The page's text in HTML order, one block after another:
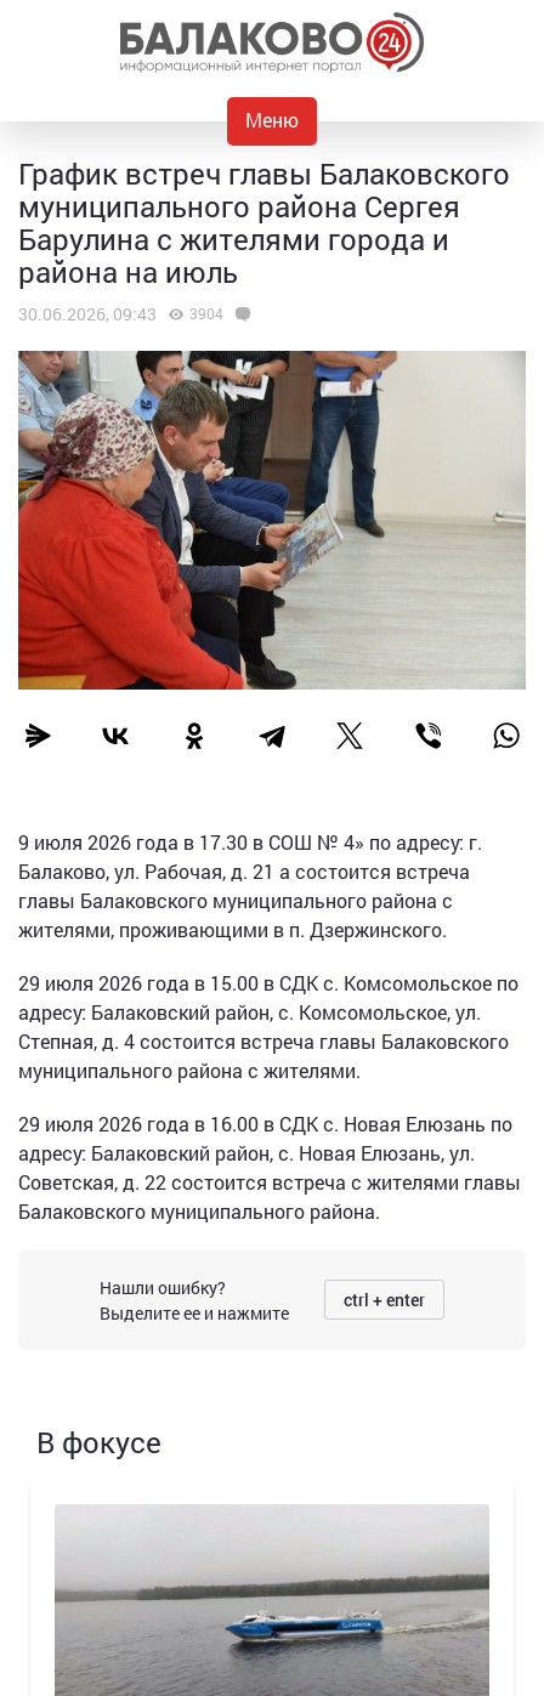
Меню
График встреч главы Балаковского
муниципального района Сергея
Барулина с жителями города и
района на июль
30.06.2026, 09:43 3904
9 июля 2026 года в 17.30 в СОШ № 4» по адресу: г.
Балаково, ул. Рабочая, д. 21 а состоится встреча
главы Балаковского муниципального района с
жителями, проживающими в п. Дзержинского.
29 июля 2026 года в 15.00 в СДК с. Комсомольское по
адресу: Балаковский район, с. Комсомольское, ул.
Степная, д. 4 состоится встреча главы Балаковского
муниципального района с жителями.
29 июля 2026 года в 16.00 в СДК с. Новая Елюзань по
адресу: Балаковский район, с. Новая Елюзань, ул.
Советская, д. 22 состоится встреча с жителями главы
Балаковского муниципального района.
Нашли ошибку?
Выделите ее и нажмите
ctrl + enter
В фокусе